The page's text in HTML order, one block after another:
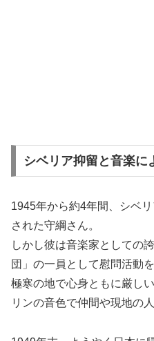
シベリア抑留と音楽に
1945年から約4年間、シベ
された守綱さん。
しかし彼は音楽家としての
団」の一員として慰問活動を
極寒の地で心身ともに厳し
リンの音色で仲間や現地の